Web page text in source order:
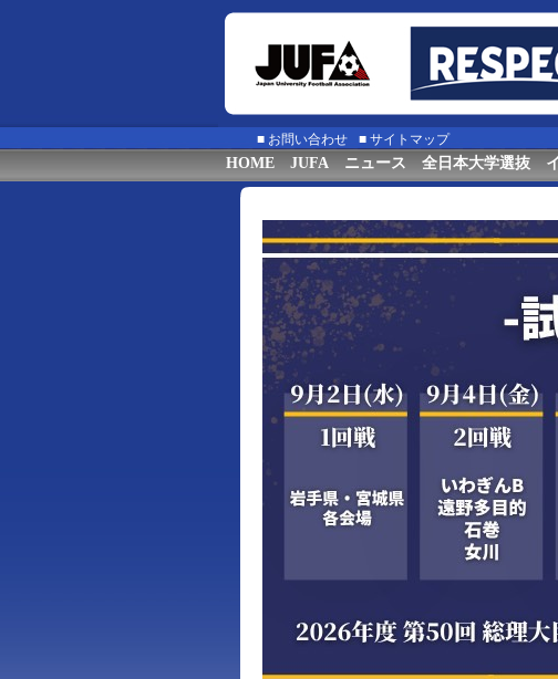
■ お問い合わせ ■ サイトマップ
HOME JUFA ニュース 全日本大学選抜